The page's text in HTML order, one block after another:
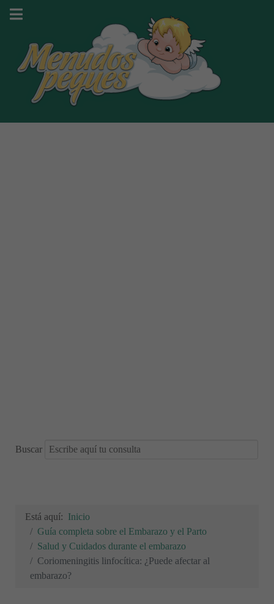
Buscar
Está aquí: Inicio
Guía completa sobre el Embarazo y el Parto
Salud y Cuidados durante el embarazo
Coriomeningitis linfocítica: ¿Puede afectar al
embarazo?